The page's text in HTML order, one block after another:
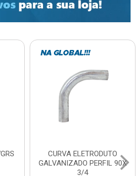
SOQUETE COM
FOTOCELULA EXATRON
COM SENSOR SPT0E27XC